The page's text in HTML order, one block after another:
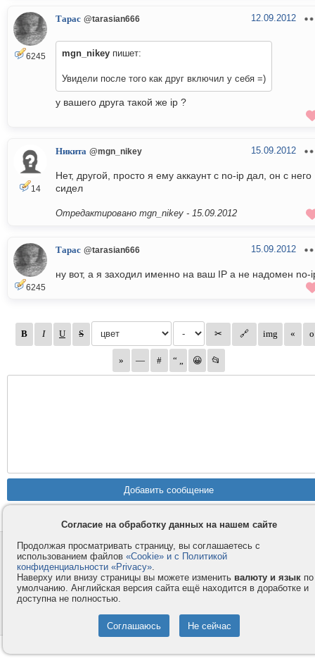
6245
Тарас @tarasian666 12.09.2012
mgn_nikey пишет:
Увидели после того как друг включил у себя =)
у вашего друга такой же ip ?
14
Никита @mgn_nikey 15.09.2012
Нет, другой, просто я ему аккаунт с no-ip дал, он с него
сидел
Отредактировано mgn_nikey - 15.09.2012
6245
Тарас @tarasian666 15.09.2012
ну вот, а я заходил именно на ваш IP а не надомен no-
Контакты
Компания
Privacy и Cookie
Услуги
Как оплатить
Помощь
© 2008-2026
VMESTE.EU - Все права защищены.
Согласие на обработку данных на нашем сайте
Продолжая просматривать страницу, вы соглашаетесь с
использованием файлов «Cookie» и с Политикой
конфиденциальности «Privacy».
Наверху или внизу страницы вы можете изменить валюту и язык по
умолчанию. Английская версия сайта ещё находится в доработке и
доступна не полностью.